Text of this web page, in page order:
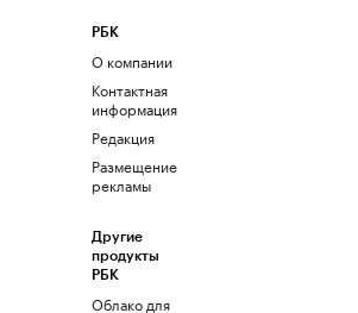
РБК
О компании
Контактная
информация
Редакция
Размещение
рекламы
Другие
продукты
РБК
Облако для